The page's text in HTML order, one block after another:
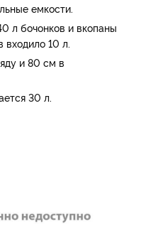
емкости.
л бочонков и вкопаны
10 л.
и 80 см в
30 л.